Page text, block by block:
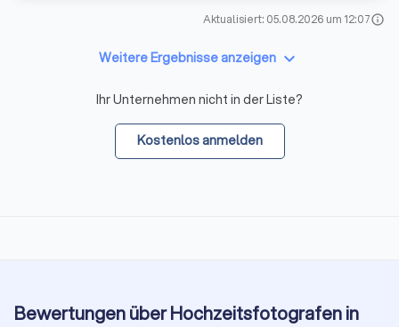
Aktualisiert: 05.08.2026 um 12:07info
Weitere Ergebnisse anzeigen keyboard_arrow_down
Ihr Unternehmen nicht in der Liste?
Kostenlos anmelden
Bewertungen über Hochzeitsfotografen in